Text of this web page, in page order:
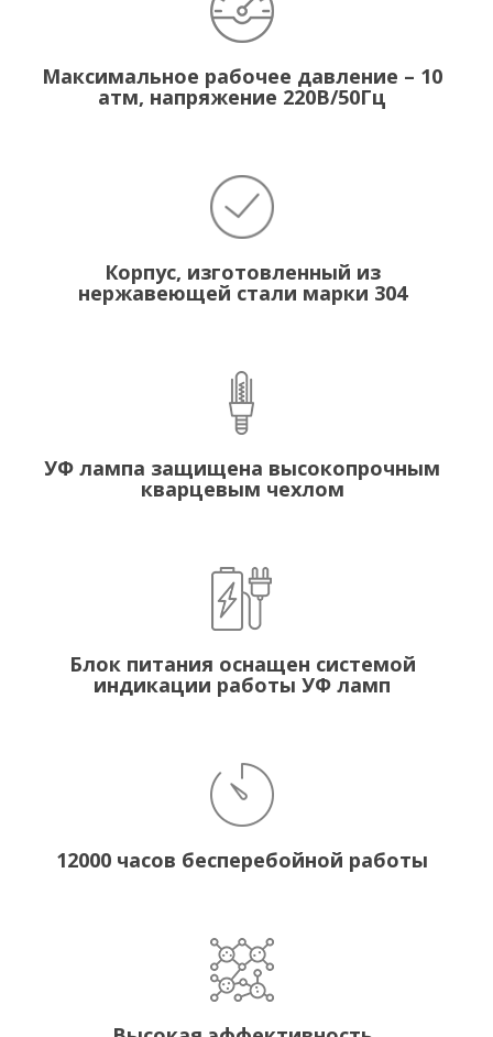
Максимальное рабочее давление – 10
атм, напряжение 220В/50Гц
Корпус, изготовленный из
нержавеющей стали марки 304
УФ лампа защищена высокопрочным
кварцевым чехлом
Блок питания оснащен системой
индикации работы УФ ламп
12000 часов бесперебойной работы